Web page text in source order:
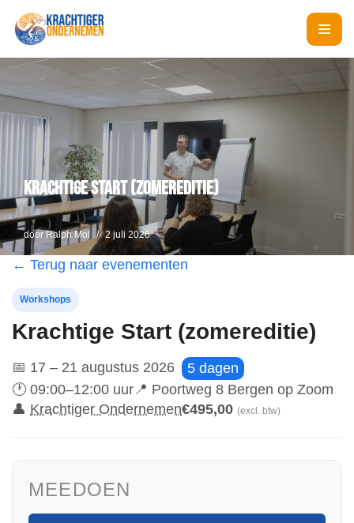
Ga
naar
inhoud
Krachtige Start (zomereditie)
door Ralph Mol 2 juli 2026
← Terug naar evenementen
Workshops
Krachtige Start (zomereditie)
📅 17 – 21 augustus 2026
5 dagen
🕐 09:00–12:00 uur📍 Poortweg 8 Bergen op Zoom
👤 Krachtiger Ondernemen€495,00 (excl. btw)
MEEDOEN